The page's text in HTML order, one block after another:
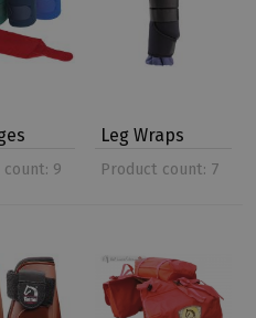
count: 9
Leg Wraps
Product count: 7